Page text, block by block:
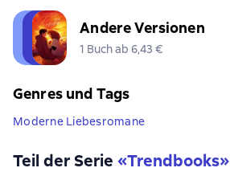
Andere Versionen
1 Buch ab 6,43 €
Genres und Tags
Moderne Liebesromane
Teil der Serie «Trendbooks»